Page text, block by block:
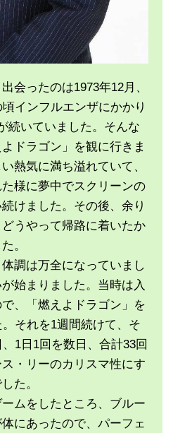
会ったのは1973年12月、
インフルエンザにかかり
続いていました。そんな
ドラゴン」を観に行きま
熱気に満ち溢れていて、
様に夢中でスクリーンの
けました。その後、余り
うやって帰路に着いたか
。
調は万全になっていまし
始まりました。当時は入
、「燃えよドラゴン」を
それを1週間続けて、そ
1日1回を数日、合計33回
・リーのカリスマ性にす
た。
ムをしたところ、ブルー
にあったので、パーフェ